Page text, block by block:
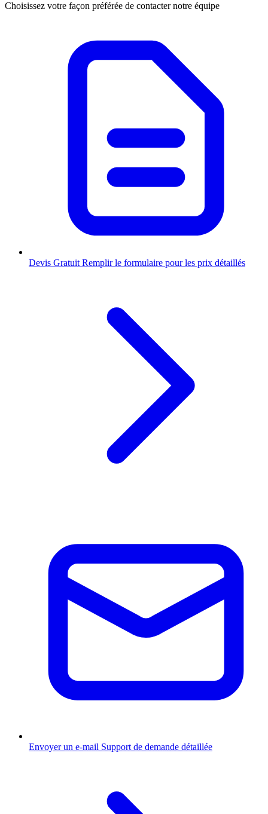
Choisissez votre façon préférée de contacter notre équipe
Devis Gratuit Remplir le formulaire pour les prix détaillés
Envoyer un e-mail Support de demande détaillée